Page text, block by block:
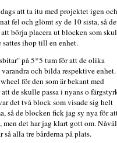
att ta itu med projektet igen och
fel och glömt sy de 10 sista, så
börja placera ut blocken som
sattes ihop till en enhet.
på 5*5 tum för att de olika
och bilda respektive enhet.
för den som är bekant med
de skulle passa i nyans o
det två block som visade sig helt
så de blocken fick jag sy nya för
men det har jag klart gott om.
alla tre bårderna på plats.